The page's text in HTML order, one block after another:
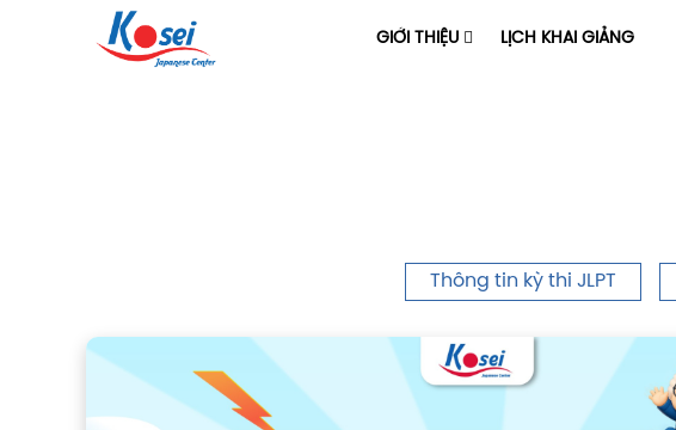
GIỚI THIỆU LỊCH KHAI GIẢNG
Thông tin kỳ thi JLPT